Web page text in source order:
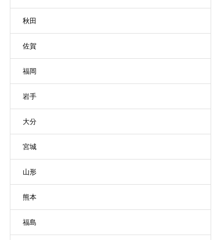
秋田
佐賀
福岡
岩手
大分
宮城
山形
熊本
福島